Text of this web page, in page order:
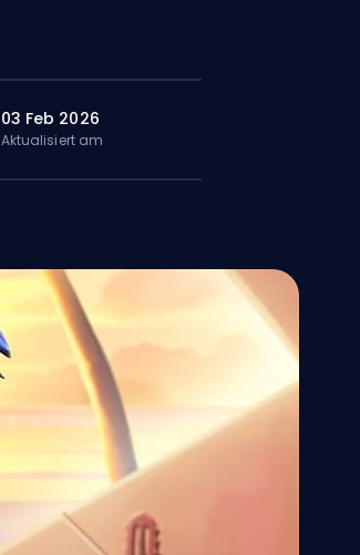
03 Feb 2026
Aktualisiert am